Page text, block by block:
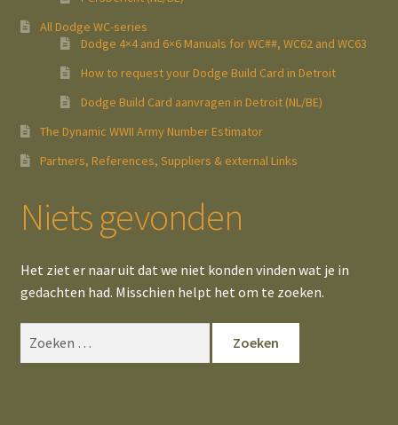
All Dodge WC-series
Dodge 4×4 and 6×6 Manuals for WC##, WC62 and WC63
How to request your Dodge Build Card in Detroit
Dodge Build Card aanvragen in Detroit (NL/BE)
The Dynamic WWII Army Number Estimator
Partners, References, Suppliers & external Links
Niets gevonden
Het ziet er naar uit dat we niet konden vinden wat je in
gedachten had. Misschien helpt het om te zoeken.